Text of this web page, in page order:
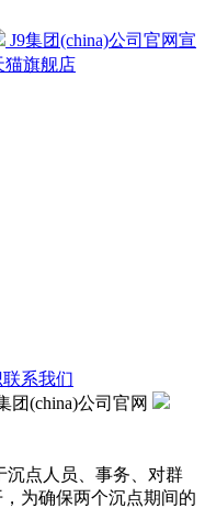
J9集团(china)公司官网宣
猫旗舰店
联系我们
团(china)公司官网
点人员、事务、对群
为确保两个沉点期间的